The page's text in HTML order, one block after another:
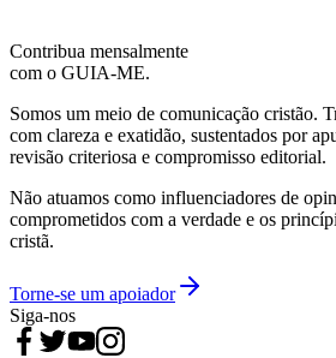
Contribua mensalmente
com o GUIA-ME.
Somos um meio de comunicação cristão.
com clareza e exatidão, sustentados por
revisão criteriosa e compromisso editorial.
Não atuamos como influenciadores de
comprometidos com a verdade e os
cristã.
Torne-se um apoiador
Siga-nos